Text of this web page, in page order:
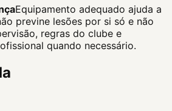
Equipamento adequado ajuda a
previne lesões por si só e não
regras do clube e
quando necessário.